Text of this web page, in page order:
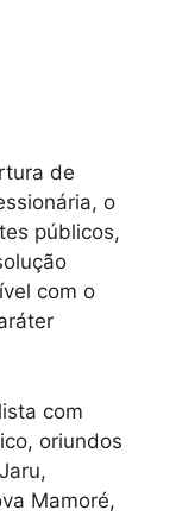
de
o
públicos,
com o
com
oriundos
Mamoré,